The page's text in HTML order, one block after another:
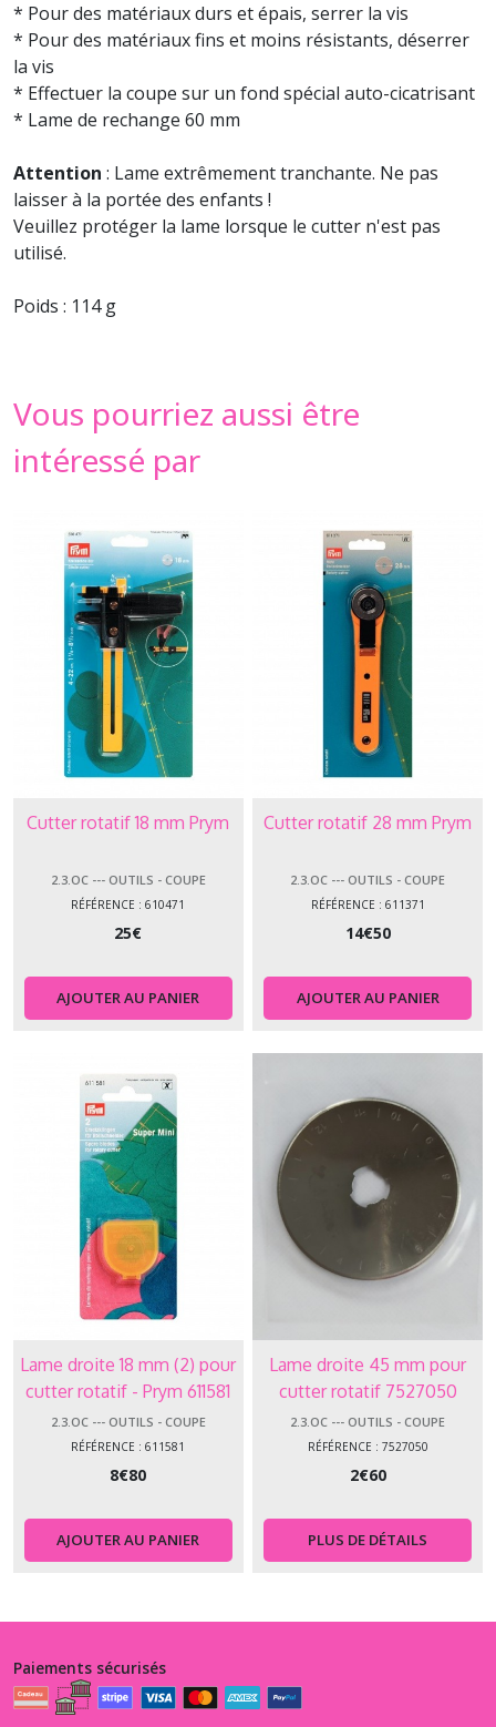
* Pour des matériaux durs et épais, serrer la vis
* Pour des matériaux fins et moins résistants, déserrer
la vis
* Effectuer la coupe sur un fond spécial auto-cicatrisant
* Lame de rechange 60 mm
Attention : Lame extrêmement tranchante. Ne pas
laisser à la portée des enfants !
Veuillez protéger la lame lorsque le cutter n'est pas
utilisé.
Poids : 114 g
Vous pourriez aussi être
intéressé par
Cutter rotatif 18 mm Prym
2.3.OC --- OUTILS - COUPE
RÉFÉRENCE : 610471
25€
AJOUTER AU PANIER
Cutter rotatif 28 mm Prym
2.3.OC --- OUTILS - COUPE
RÉFÉRENCE : 611371
14€50
AJOUTER AU PANIER
Lame droite 18 mm (2) pour
cutter rotatif - Prym 611581
2.3.OC --- OUTILS - COUPE
RÉFÉRENCE : 611581
8€80
AJOUTER AU PANIER
Lame droite 45 mm pour
cutter rotatif 7527050
2.3.OC --- OUTILS - COUPE
RÉFÉRENCE : 7527050
2€60
PLUS DE DÉTAILS
Paiements sécurisés